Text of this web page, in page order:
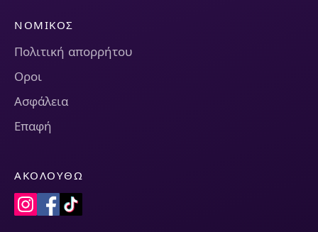
ΝΟΜΙΚΌΣ
Πολιτική απορρήτου
Οροι
Ασφάλεια
Επαφή
ΑΚΟΛΟΥΘΏ